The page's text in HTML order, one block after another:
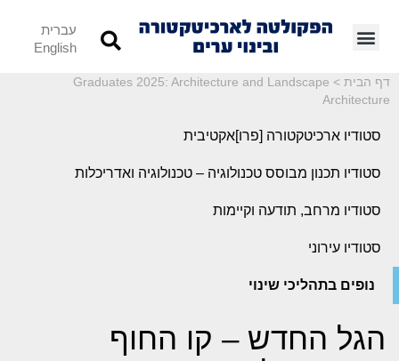
עברית
English
דף הבית >
Graduates 2025: Architecture and Landscape
Architecture
סטודיו ארכיטקטורה [פרו]אקטיבית
סטודיו תכנון מבוסס טכנולוגיה – טכנולוגיה ואדריכלות
סטודיו מרחב, תודעה וקיימות
סטודיו עירוני
נופים בתהליכי שינוי
הגל החדש – קו החוף